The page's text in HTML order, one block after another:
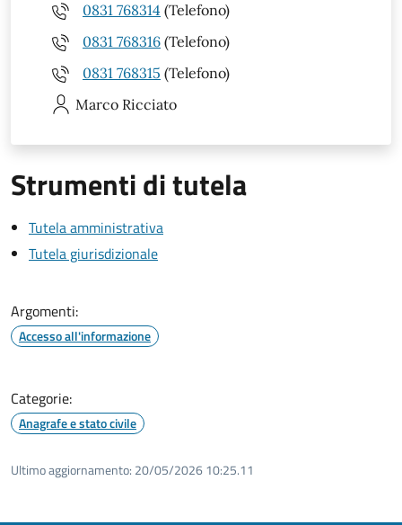
0831 768314 (Telefono)
0831 768316 (Telefono)
0831 768315 (Telefono)
Marco Ricciato
Strumenti di tutela
Tutela amministrativa
Tutela giurisdizionale
Argomenti:
Accesso all'informazione
Categorie:
Anagrafe e stato civile
Ultimo aggiornamento: 20/05/2026 10:25.11